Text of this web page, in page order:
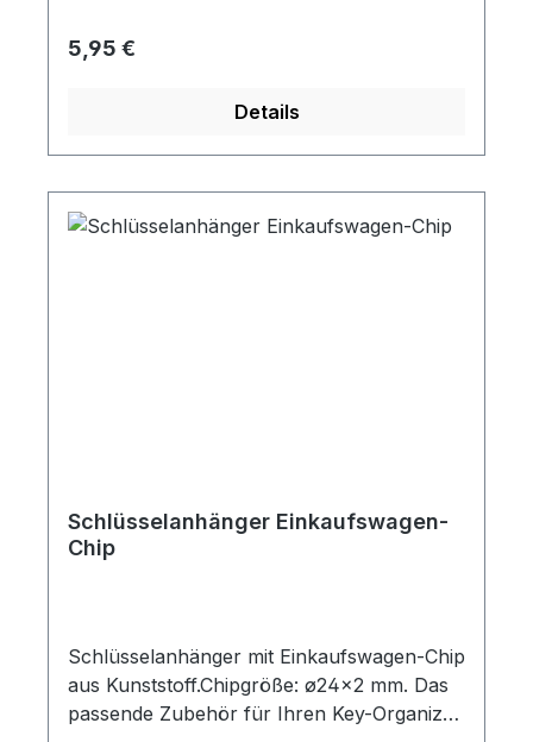
Regulärer Preis:
5,95 €
Details
Schlüsselanhänger Einkaufswagen-
Chip
Schlüsselanhänger mit Einkaufswagen-Chip
aus Kunststoff.Chipgröße: ø24×2 mm. Das
passende Zubehör für Ihren Key-Organizer